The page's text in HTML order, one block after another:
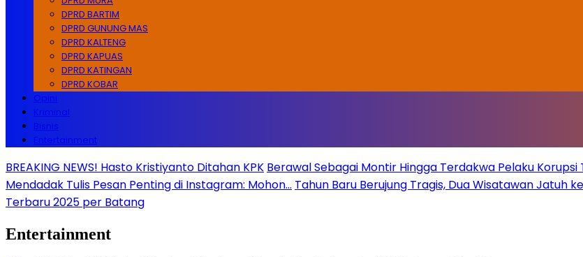
DPRD BARTIM
DPRD GUNUNG MAS
DPRD KALTENG
DPRD KAPUAS
DPRD KATINGAN
DPRD KOBAR
Opini
Kriminal
Bisnis
Entertainment
BREAKING NEWS! Hasto Kristiyanto Ditahan KPK Berawal Sebagai Montir Hingga Terdakwa Pelaku Korupsi
Mendadak Tulis Pesan Penting di Instagram: Mohon… Tahun Baru Berujung Tragis, Dua Wisatawan Jatuh
Terbaru 2025 per Batang
Entertainment